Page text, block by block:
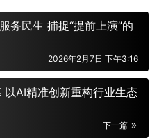
务民生 捕捉“提前上演”的
2026年2月7日 下午3:16
AI精准创新重构行业生态
下一篇